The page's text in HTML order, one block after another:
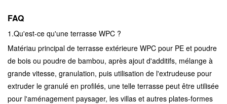
FAQ
1.Qu'est-ce qu'une terrasse WPC ?
Matériau principal de terrasse extérieure WPC pour PE et poudre
de bois ou poudre de bambou, après ajout d'additifs, mélange à
grande vitesse, granulation, puis utilisation de l'extrudeuse pour
extruder le granulé en profilés, une telle terrasse peut être utilisée
pour l'aménagement paysager, les villas et autres plates-formes